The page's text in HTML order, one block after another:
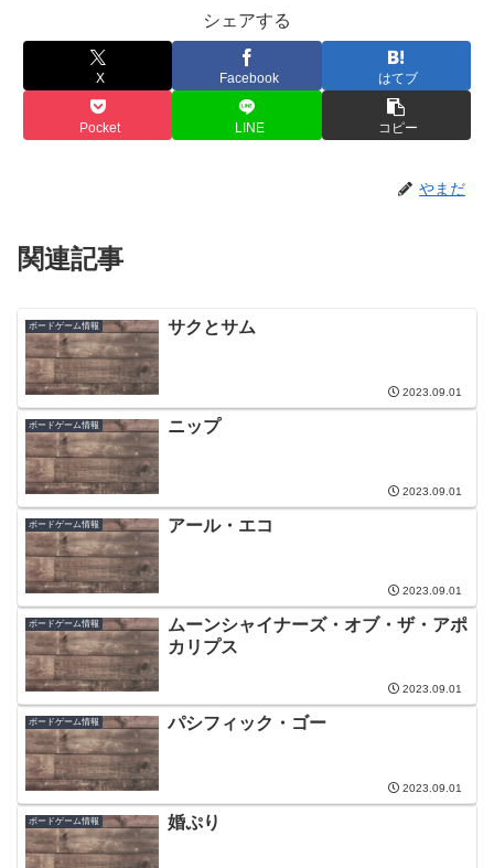
シェアする
X Facebook はてブ
Pocket LINE コピー
やまだ
関連記事
ボードゲーム情報 サクとサム
2023.09.01
ボードゲーム情報 ニップ
2023.09.01
ボードゲーム情報 アール・エコ
2023.09.01
ボードゲーム情報
ムーンシャイナーズ・オブ・ザ・アポ
カリプス
2023.09.01
ボードゲーム情報 パシフィック・ゴー
2023.09.01
ボードゲーム情報 婚ぷり